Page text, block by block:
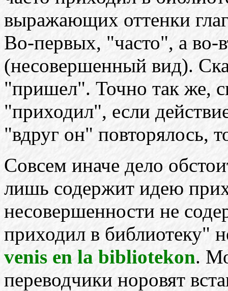
выражающих оттенки
Во-первых, "часто", а во-
(несовершенный вид).
"пришел". Точно так же,
"приходил", если
"вдруг он" повторялось,
Совсем иначе дело
лишь содержит идею
несовершенности не
приходил в библиотеку"
venis en la bibliotekon.
переводчики норовят